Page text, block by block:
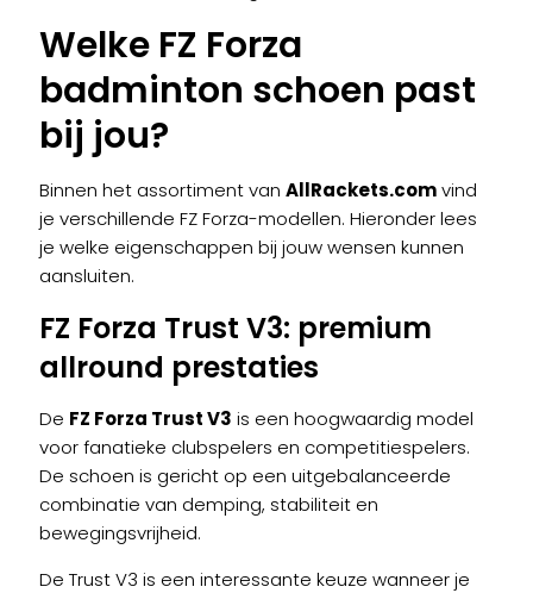
Welke FZ Forza
badminton schoen past
bij jou?
Binnen het assortiment van AllRackets.comvind
je verschillende FZ Forza-modellen. Hieronder lees
je welke eigenschappen bij jouw wensen kunnen
aansluiten.
FZ Forza Trust V3: premium
allround prestaties
De FZ Forza Trust V3 is een hoogwaardig model
voor fanatieke clubspelers en competitiespelers.
De schoen is gericht op een uitgebalanceerde
combinatie van demping, stabiliteit en
bewegingsvrijheid.
De Trust V3 is een interessante keuze wanneer je